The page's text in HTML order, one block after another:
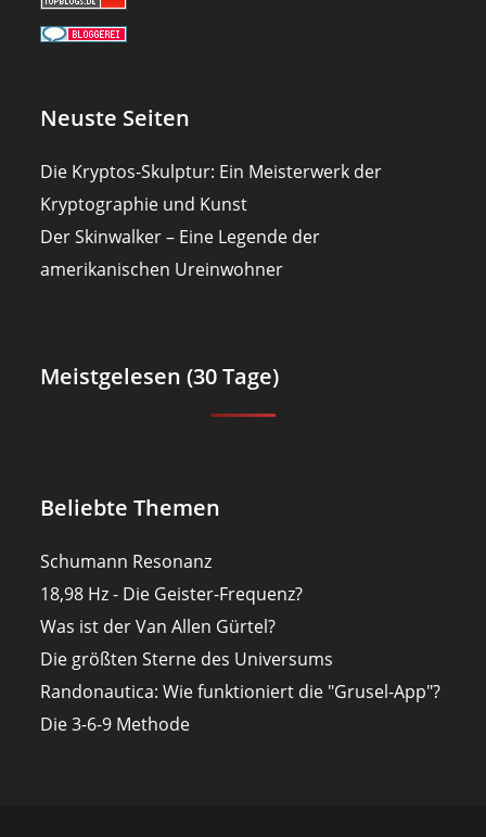
Neuste Seiten
Die Kryptos-Skulptur: Ein Meisterwerk der
Kryptographie und Kunst
Der Skinwalker – Eine Legende der
amerikanischen Ureinwohner
Meistgelesen (30 Tage)
Beliebte Themen
Schumann Resonanz
18,98 Hz - Die Geister-Frequenz?
Was ist der Van Allen Gürtel?
Die größten Sterne des Universums
Randonautica: Wie funktioniert die "Grusel-App"?
Die 3-6-9 Methode